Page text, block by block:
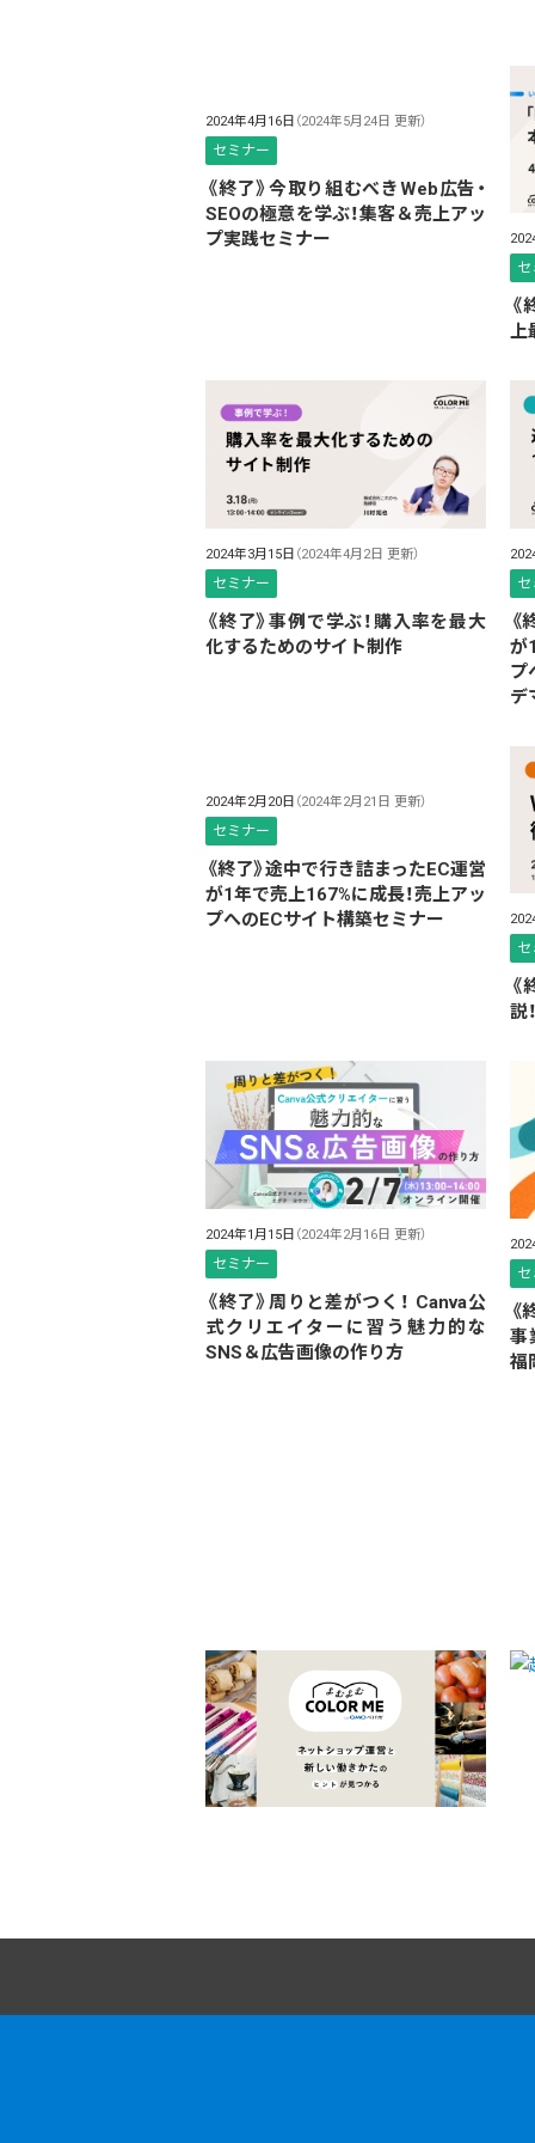
2024年4月16日 （2024年5月24日 更新）
セミナー
《終了》今取り組むべきWeb広告・
SEOの極意を学ぶ！集客＆売上アッ
プ実践セミナー
セ
《
上
2024年3月15日 （2024年4月2日 更新）
セミナー
《終了》事例で学ぶ！購入率を最大
化するためのサイト制作
セ
《
が
プ
デ
2024年2月20日 （2024年2月21日 更新）
セミナー
《終了》途中で行き詰まったEC運営
が1年で売上167%に成長！売上アッ
プへのECサイト構築セミナー
セ
説
2024年1月15日 （2024年2月16日 更新）
セミナー
《終了》周りと差がつく！ Canva公
式クリエイターに習う魅力的な
SNS＆広告画像の作り方
セ
《
事
福